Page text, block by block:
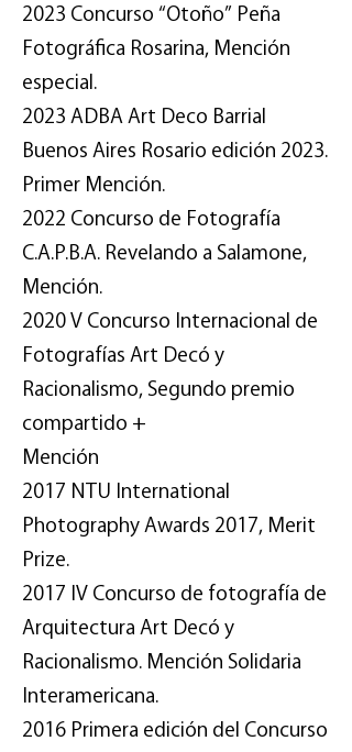
2023 Concurso “Otoño” Peña
Fotográfica Rosarina, Mención
especial.
2023 ADBA Art Deco Barrial
Buenos Aires Rosario edición 2023.
Primer Mención.
2022 Concurso de Fotografía
C.A.P.B.A. Revelando a Salamone,
Mención.
2020 V Concurso Internacional de
Fotografías Art Decó y
Racionalismo, Segundo premio
compartido +
Mención
2017 NTU International
Photography Awards 2017, Merit
Prize.
2017 IV Concurso de fotografía de
Arquitectura Art Decó y
Racionalismo. Mención Solidaria
Interamericana.
2016 Primera edición del Concurso